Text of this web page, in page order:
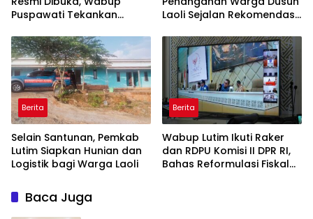
Puspawati Tekankan
Laoli Sejalan Rekomendasi
Berita
Selain Santunan, Pemkab
Lutim Siapkan Hunian dan
Logistik bagi Warga Laoli
Berita
Wabup Lutim Ikuti Raker
dan RDPU Komisi II DPR RI,
Bahas Reformulasi Fiskal
Baca Juga